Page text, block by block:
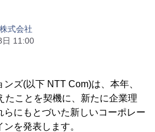
式会社
日 11:00
ズ(以下 NTT Com)は、本年、
たことを契機に、新たに企業理
にもとづいた新しいコーポレー
を発表します。